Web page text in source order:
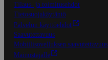
Tilaus- ja toimitusehdot
Tietosuojakäytäntö
Palvelun käyttöehdot
Saavutettavuus
Mobiilisovelluksen saavutettavuus
Mainostajalle